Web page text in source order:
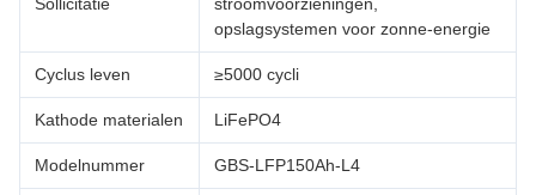
opslagsystemen voor zonne-energie
Cyclus leven ≥5000 cycli
Kathode materialen LiFePO4
Modelnummer GBS-LFP150Ah-L4